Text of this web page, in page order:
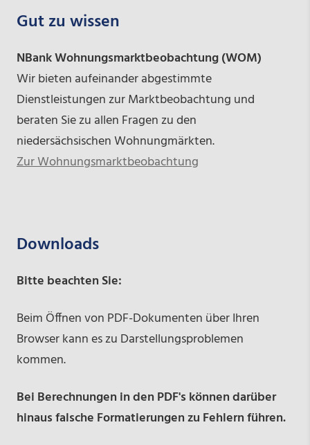
Gut zu wissen
NBank Wohnungsmarktbeobachtung (WOM)
Wir bieten aufeinander abgestimmte
Dienstleistungen zur Marktbeobachtung und
beraten Sie zu allen Fragen zu den
niedersächsischen Wohnungmärkten.
Zur Wohnungsmarktbeobachtung
Downloads
Bitte beachten Sie:
Beim Öffnen von PDF-Dokumenten über Ihren
Browser kann es zu Darstellungsproblemen
kommen.
Bei Berechnungen in den PDF's können darüber
hinaus falsche Formatierungen zu Fehlern führen.